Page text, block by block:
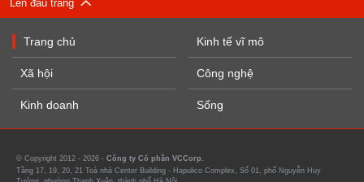
Lên đầu trang
Trang chủ
Xã hội
Kinh doanh
Kinh tế vĩ mô
Công nghệ
Sống
© Copyright 2012 - 2026 - Công ty Cổ phần VCCorp.
Tầng 17, 19, 20, 21 Toà nhà Center Building - Hapulico Complex, Số 01, phố Nguyễn Huy